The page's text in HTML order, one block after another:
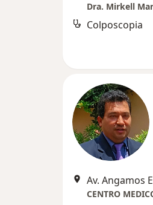
Dra. Mirkell
Colposcopia
Av. Angamos
CENTRO